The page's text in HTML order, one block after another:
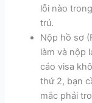
lỗi nào
trú.
Nộp hồ sơ
làm và nộp
cáo visa
thứ 2, bạn
mắc phải